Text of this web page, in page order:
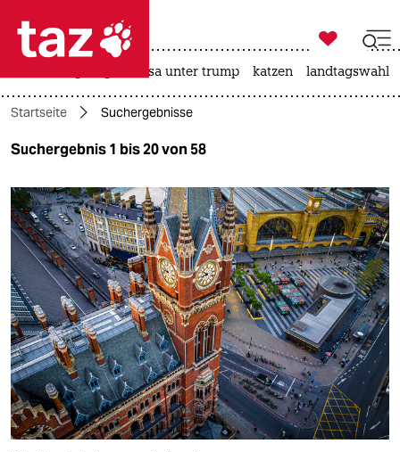
 taz zahl ich
taz zahl ich
themen
politik
öko
gesellschaft
kultur
sport
berlin
nord

taz zahl ich
usa unter trump katzen landtagswahl
Startseite Suchergebnisse
Suchergebnis 1 bis 20 von 58